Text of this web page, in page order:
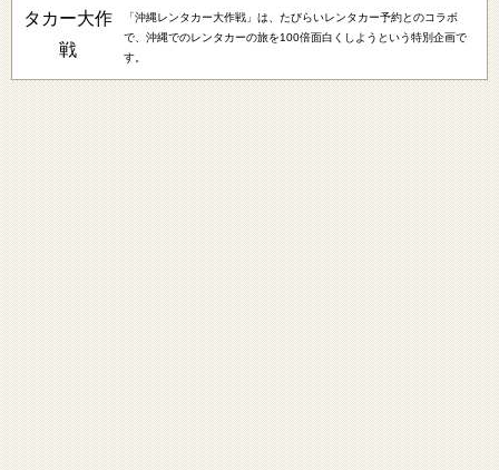
「沖縄レンタカー大作戦」は、たびらいレンタカー予約とのコラボ
で、沖縄でのレンタカーの旅を100倍面白くしようという特別企画で
す。